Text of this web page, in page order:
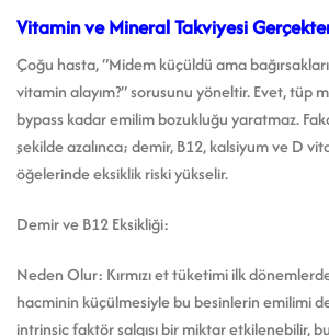
Vitamin ve Mineral Takviyesi
Çoğu hasta, “Midem küçüldü ama
vitamin alayım?” sorusunu yöneltir. Evet, tüp
bypass kadar emilim bozukluğu yaratmaz.
şekilde azalınca; demir, B12, kalsiyum ve D
öğelerinde eksiklik riski yükselir.
Demir ve B12 Eksikliği:
Neden Olur: Kırmızı et tüketimi ilk dönemlerde
hacminin küçülmesiyle bu besinlerin emilimi
intrinsic faktör salgısı bir miktar etkilenebilir,